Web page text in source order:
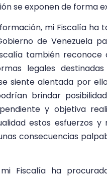
se exponen de forma
mi Fiscalía ha
de Venezuela
también reconoce
legales
siente alentada por
brindar
y objetiva
estos esfuerzos y
consecuencias
Fiscalía ha